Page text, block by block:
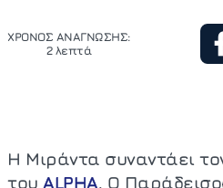
ΧΡΟΝΟΣ ΑΝΑΓΝΩΣΗΣ:
2 λεπτά
Η Μιράντα συναντάει
του ALPHA, Ο